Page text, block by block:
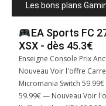
Les bons plans
EA Sports FC
XSX - dès 45.3€
Enseigne Console Prix
Nouveau Voir l'offre
Micromania Switch
59.99€ — Nouveau Voir